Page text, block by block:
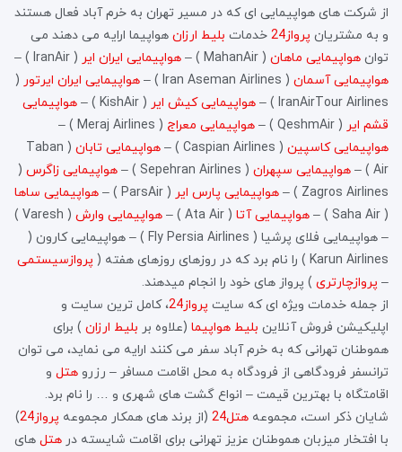
از شرکت های هواپیمایی ای که در مسیر تهران به خرم آباد فعال هستند
و به مشتریان پرواز24 خدمات بلیط ارزان هواپیما ارایه می دهند می
توان هواپیمایی ماهان ( MahanAir ) – هواپیمایی ایران ایر ( IranAir ) –
هواپیمایی آسمان ( Iran Aseman Airlines ) – هواپیمایی ایران ایرتور (
IranAirTour Airlines ) –
هواپیمایی کیش ایر ( KishAir ) –
هواپیمایی
قشم ایر ( QeshmAir ) – هواپیمایی معراج ( Meraj Airlines ) –
هواپیمایی کاسپین ( Caspian Airlines ) – هواپیمایی تابان
( Taban
Air ) –
هواپیمایی سپهران ( Sepehran Airlines ) – هواپیمایی زاگرس (
Zagros Airlines ) –
هواپیمایی پارس ایر ( ParsAir ) –
هواپیمایی ساها
( Saha Air ) –
هواپیمایی آتا ( Ata Air ) – هواپیمایی وارش
( Varesh )
– هواپیمایی فلای پرشیا ( Fly Persia Airlines ) – هواپیمایی کارون (
Karun Airlines ) را نام برد که در روزهای روزهای هفته (
پروازسیستمی
– پروازچارتری ) پرواز های خود را انجام میدهند.
از جمله خدمات ویژه ای که سایت پرواز24
، کامل ترین سایت و
اپلیکیشن فروش آنلاین بلیط هواپیما (علاوه بر بلیط ارزان ) برای
هموطنان تهرانی که به خرم آباد سفر می کنند ارایه می نماید، می توان
ترانسفر فرودگاهی از فرودگاه به محل اقامت مسافر – رزرو هتل و
اقامتگاه با بهترین قیمت – انواع گشت های شهری و … را نام برد.
شایان ذکر است، مجموعه هتل24 (از برند های همکار مجموعه پرواز24
)
با افتخار میزبان هموطنان عزیز تهرانی برای اقامت شایسته در هتل های